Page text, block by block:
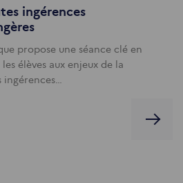
ingérences
propose une séance clé en
élèves aux enjeux de la
ingérences…